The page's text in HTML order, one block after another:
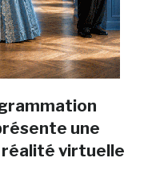
une
réalité virtuelle